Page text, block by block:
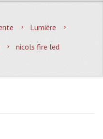
Lumière
nicols fire led